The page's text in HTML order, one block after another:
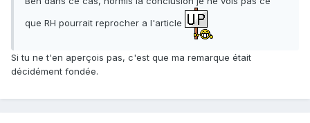
que RH pourrait reprocher a l'article
Si tu ne t'en aperçois pas, c'est que ma remarque était
décidément fondée.